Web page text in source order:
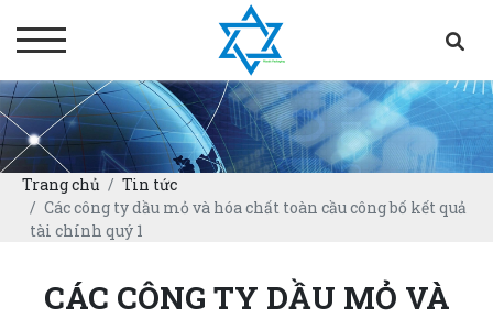
Trang chủ
Tin tức
Các công ty dầu mỏ và hóa chất toàn cầu công bố kết quả
tài chính quý 1
CÁC CÔNG TY DẦU MỎ VÀ